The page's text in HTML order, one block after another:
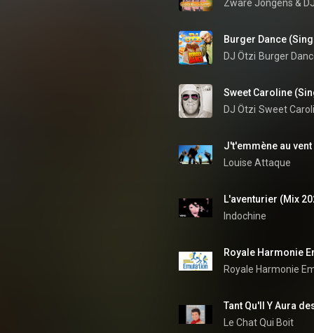
Zware Jongens &
Burger Dance
DJ Ötzi Burger
Sweet Caroline
DJ Ötzi Sweet
J't'emmène au vent
Louise Attaque
L'aventurier (Mix
Indochine
Royale Harmonie
Royale Harmonie
Tant Qu'Il Y Aura
Le Chat Qui Boit